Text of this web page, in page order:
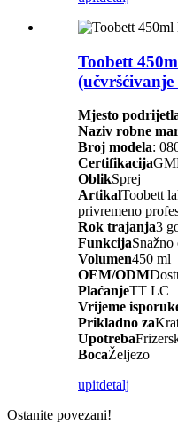
Toobett
(učvršćivanje
Mjesto
Naziv robne
Broj modela:
Certifikacija
OblikSprej
ArtikalToobett
privremeno
Rok trajanja3
Funkcija
Volumen450 ml
OEM/ODM
PlaćanjeTT LC
Vrijeme
Prikladno za
Upotreba
BocaŽeljezo
upitdetalj
Ostanite povezani!